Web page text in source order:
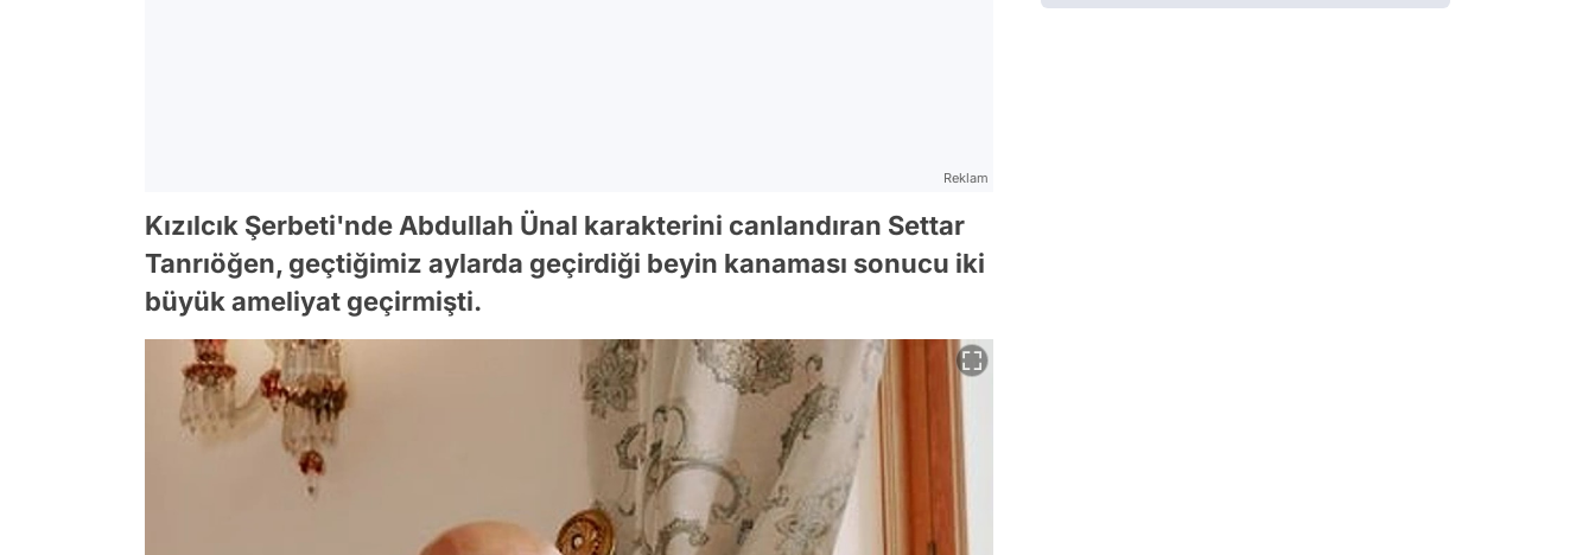
Reklam
Kızılcık Şerbeti'nde Abdullah Ünal karakterini canlandıran Settar
Tanrıöğen, geçtiğimiz aylarda geçirdiği beyin kanaması sonucu iki
büyük ameliyat geçirmişti.